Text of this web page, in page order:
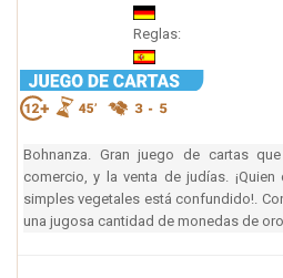
Reglas:
Bohnanza. Gran juego de cartas
comercio, y la venta de judías.
simples vegetales está confundido!.
una jugosa cantidad de monedas de